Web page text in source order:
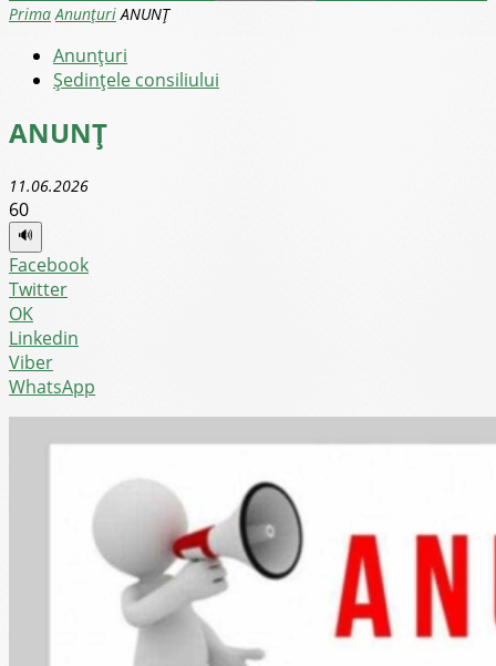
Prima Anunţuri ANUNȚ
Anunţuri
Şedinţele consiliului
ANUNȚ
11.06.2026
60
🔊
Facebook
Twitter
OK
Linkedin
Viber
WhatsApp